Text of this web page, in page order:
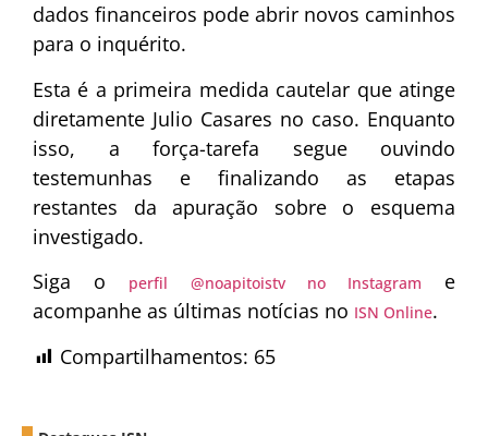
dados financeiros pode abrir novos caminhos
para o inquérito.
Esta é a primeira medida cautelar que atinge
diretamente Julio Casares no caso. Enquanto
isso, a força-tarefa segue ouvindo
testemunhas e finalizando as etapas
restantes da apuração sobre o esquema
investigado.
Siga o
perfil @noapitoistv no Instagram
e
acompanhe as últimas notícias no ISN Online.
Compartilhamentos: 65